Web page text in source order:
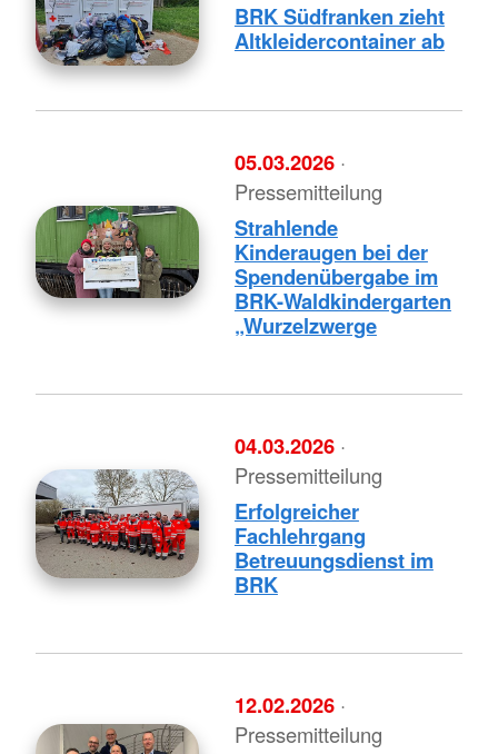
BRK Südfranken zieht
Altkleidercontainer ab
05.03.2026 ·
Pressemitteilung
Strahlende
Kinderaugen bei der
Spendenübergabe im
BRK-Waldkindergarten
„Wurzelzwerge
04.03.2026 ·
Pressemitteilung
Erfolgreicher
Fachlehrgang
Betreuungsdienst im
BRK
12.02.2026 ·
Pressemitteilung